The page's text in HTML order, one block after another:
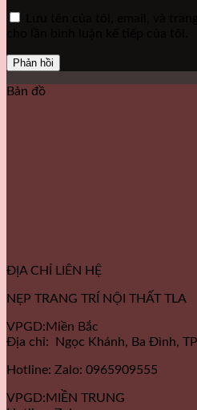
Bản đồ
ĐỊA CHỈ LIÊN HỆ
NẸP TRANG TRÍ NỘI THẤT TLA
VPGD:Miền Bắc
Địa chỉ: Ngọc Khánh, Ba Đình,
Hotline: Zalo: 0965909555
VPGD:MIỀN TRUNG